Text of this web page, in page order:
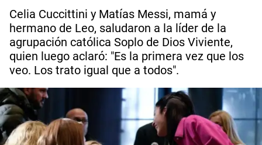
Celia Cuccittini y Matías Messi, mamá y
hermano de Leo, saludaron a la líder de la
agrupación católica Soplo de Dios Viviente,
quien luego aclaró: "Es la primera vez que los
veo. Los trato igual que a todos".